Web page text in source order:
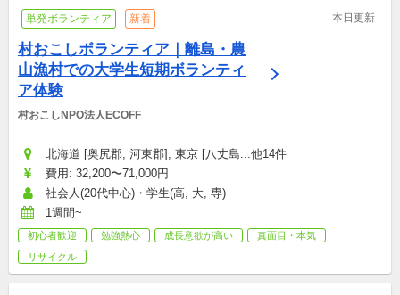
単発ボランティア 新着 本日更新
村おこしボランティア｜離島・農
山漁村での大学生短期ボランティ
ア体験
村おこしNPO法人ECOFF
北海道 [奥尻郡, 河東郡], 東京 [八丈島...他14件
費用: 32,200〜71,000円
社会人(20代中心)・学生(高, 大, 専)
1週間~
初心者歓迎 勉強熱心 成長意欲が高い
真面目・本気
リサイクル